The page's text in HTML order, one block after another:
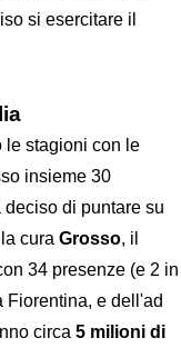
si esercitare il
le stagioni con le
insieme 30
di puntare su
cura Grosso, il
34 presenze (e 2 in
Fiorentina, e dell'ad
circa 5 milioni di